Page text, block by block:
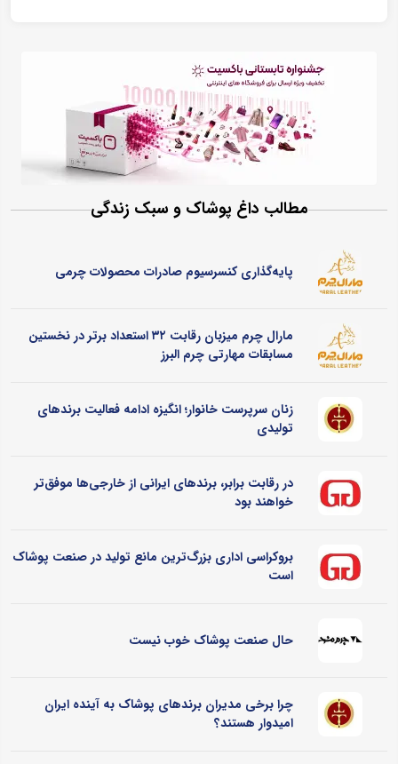
مطالب داغ پوشاک و سبک زندگی
پایه‌گذاری کنسرسیوم صادرات محصولات چرمی
مارال چرم میزبان رقابت ۳۲ استعداد برتر در نخستین
مسابقات مهارتی چرم البرز
زنان سرپرست خانوار؛ انگیزه ادامه فعالیت برندهای
تولیدی
در رقابت برابر، برندهای ایرانی از خارجی‌ها موفق‌تر
خواهند بود
بروکراسی اداری بزرگ‌ترین مانع تولید در صنعت پوشاک
است
حال صنعت پوشاک خوب نیست
چرا برخی مدیران برندهای پوشاک به آینده ایران
امیدوار هستند؟